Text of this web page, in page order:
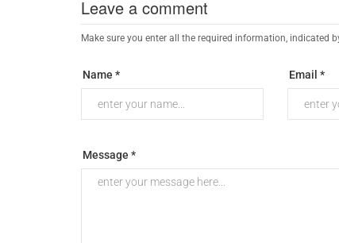
Leave a comment
Make sure you enter all the required information, indicated
Name * Email *
Message *